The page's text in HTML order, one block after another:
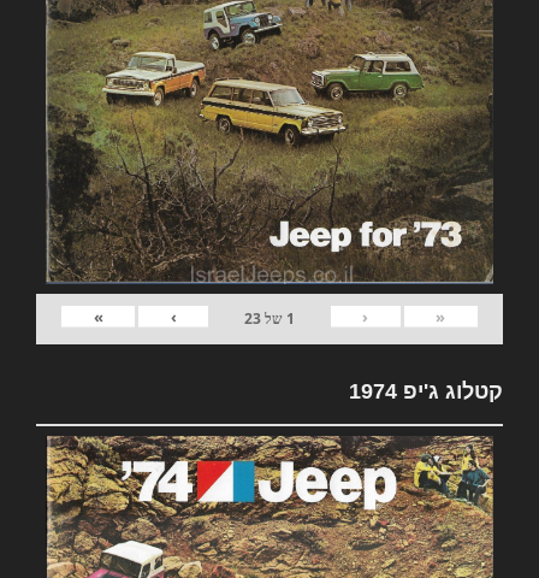
«
‹
1 של23
›
»
קטלוג ג'יפ 1974